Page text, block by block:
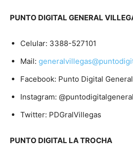
PUNTO DIGITAL GENERAL
Celular: 3388-527101
Mail:
Facebook: Punto Digital
Instagram:
Twitter: PDGralVillegas
PUNTO DIGITAL LA TROCHA